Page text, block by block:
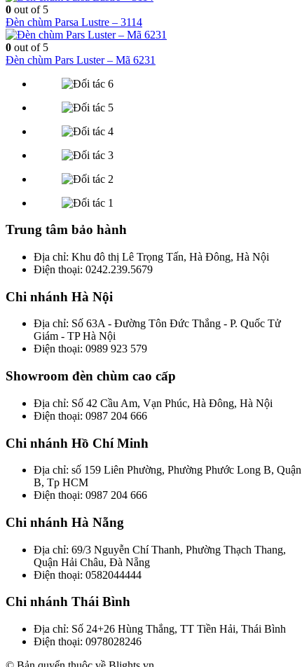
0 out of 5
Đèn chùm Parsa Lustre – 3114
0 out of 5
Đèn chùm Pars Luster – Mã 6231
Trung tâm bảo hành
Địa chỉ: Khu đô thị Lê Trọng Tấn, Hà Đông, Hà Nội
Điện thoại: 0242.239.5679
Chi nhánh Hà Nội
Địa chỉ: Số 63A - Đường Tôn Đức Thắng - P. Quốc Tử
Giám - TP Hà Nội
Điện thoại: 0989 923 579
Showroom đèn chùm cao cấp
Địa chỉ: Số 42 Cầu Am, Vạn Phúc, Hà Đông, Hà Nội
Điện thoại: 0987 204 666
Chi nhánh Hồ Chí Minh
Địa chỉ: số 159 Liên Phường, Phường Phước Long B, Quận
B, Tp HCM
Điện thoại: 0987 204 666
Chi nhánh Hà Nẵng
Địa chỉ: 69/3 Nguyễn Chí Thanh, Phường Thạch Thang,
Quận Hải Châu, Đà Nẵng
Điện thoại: 0582044444
Chi nhánh Thái Bình
Địa chỉ: Số 24+26 Hùng Thắng, TT Tiền Hải, Thái Bình
Điện thoại: 0978028246